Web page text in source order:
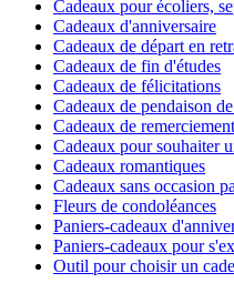
Cadeaux pour écoliers,
Cadeaux d'anniversaire
Cadeaux de départ en
Cadeaux de fin d'études
Cadeaux de félicitations
Cadeaux de pendaison
Cadeaux de remerciement
Cadeaux pour souhaiter
Cadeaux romantiques
Cadeaux sans occasion
Fleurs de condoléances
Paniers-cadeaux
Paniers-cadeaux pour
Outil pour choisir un